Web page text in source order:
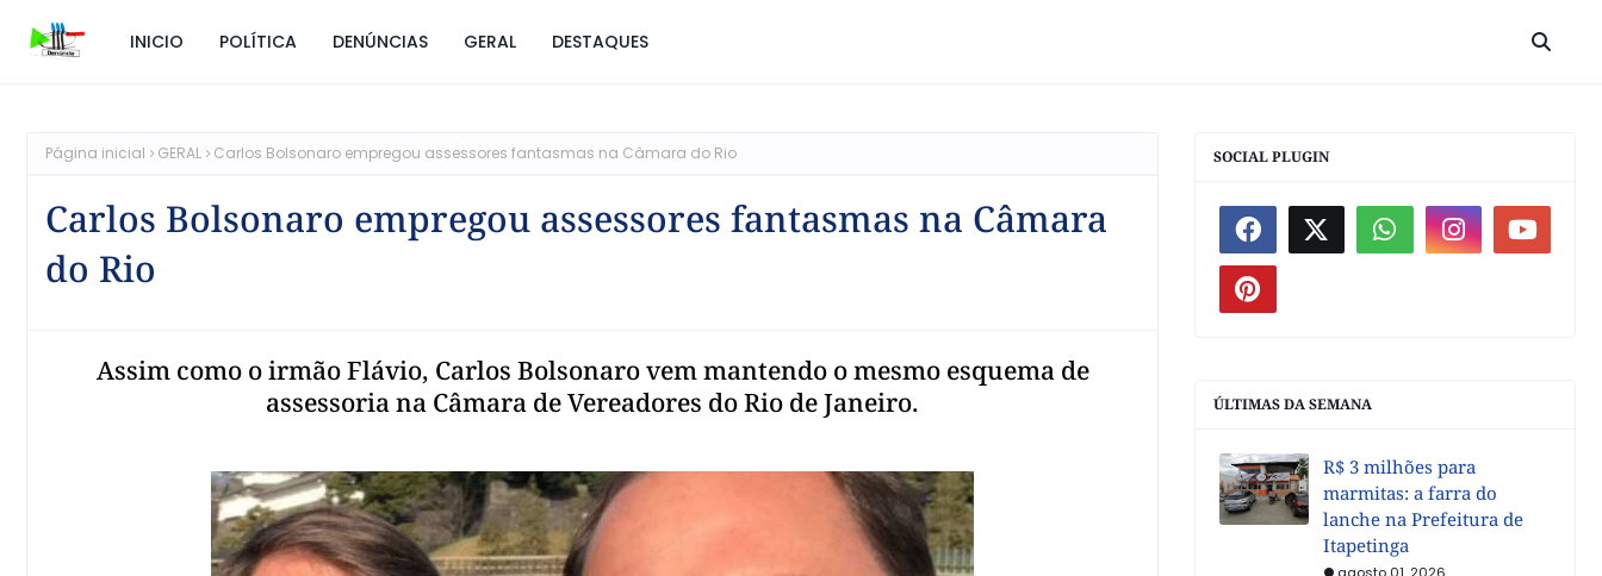
INICIO POLÍTICA DENÚNCIAS GERAL DESTAQUES
Página inicial GERAL Carlos Bolsonaro empregou assessores fantasmas na Câmara do Rio
Carlos Bolsonaro empregou assessores fantasmas na Câmara
do Rio
Assim como o irmão Flávio, Carlos Bolsonaro vem mantendo o mesmo esquema de
assessoria na Câmara de Vereadores do Rio de Janeiro.
SOCIAL PLUGIN
ÚLTIMAS DA SEMANA
R$ 3 milhões para
marmitas: a farra do
lanche na Prefeitura de
Itapetinga